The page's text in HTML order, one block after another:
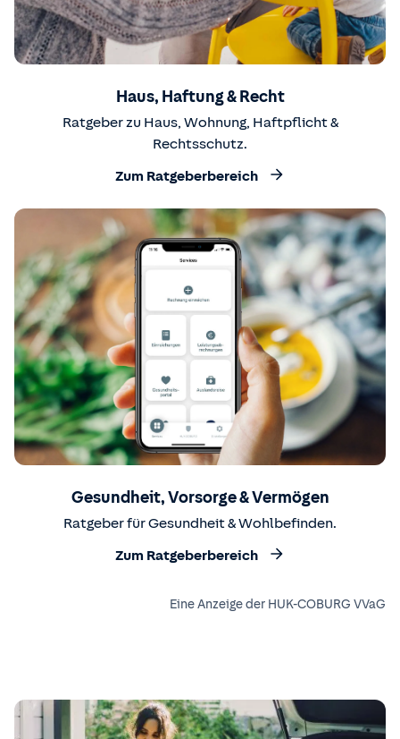
Haus, Haftung & Recht
Ratgeber zu Haus, Wohnung, Haftpflicht &
Rechtsschutz.
Zum Ratgeberbereich
Gesundheit, Vorsorge & Vermögen
Ratgeber für Gesundheit & Wohlbefinden.
Zum Ratgeberbereich
Eine Anzeige der HUK-COBURG VVaG